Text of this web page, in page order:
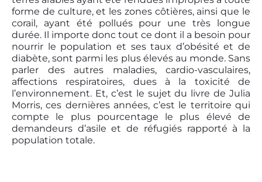
forme de culture, et les zones côtières, ainsi que le
corail, ayant été pollués pour une très longue
durée. Il importe donc tout ce dont il a besoin pour
nourrir le population et ses taux d’obésité et de
diabète, sont parmi les plus élevés au monde. Sans
parler des autres maladies, cardio-vasculaires,
affections respiratoires, dues à la toxicité de
l’environnement. Et, c’est le sujet du livre de Julia
Morris, ces dernières années, c’est le territoire qui
compte le plus pourcentage le plus élevé de
demandeurs d’asile et de réfugiés rapporté à la
population totale.